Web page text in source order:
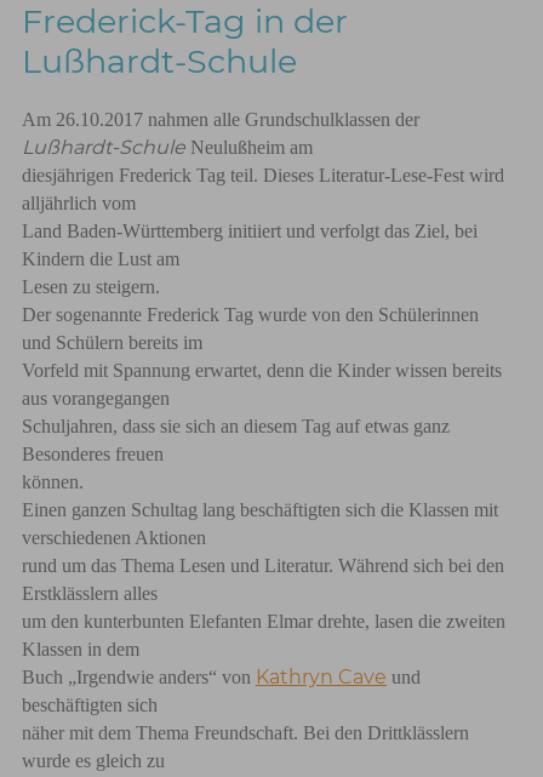
Frederick-Tag in der
Lußhardt-Schule
Am 26.10.2017 nahmen alle Grundschulklassen der
Lußhardt-SchuleNeulußheim am
diesjährigen Frederick Tag teil. Dieses Literatur-Lese-Fest wird
alljährlich vom
Land Baden-Württemberg initiiert und verfolgt das Ziel, bei
Kindern die Lust am
Lesen zu steigern.
Der sogenannte Frederick Tag wurde von den Schülerinnen
und Schülern bereits im
Vorfeld mit Spannung erwartet, denn die Kinder wissen bereits
aus vorangegangen
Schuljahren, dass sie sich an diesem Tag auf etwas ganz
Besonderes freuen
können.
Einen ganzen Schultag lang beschäftigten sich die Klassen mit
verschiedenen Aktionen
rund um das Thema Lesen und Literatur. Während sich bei den
Erstklässlern alles
um den kunterbunten Elefanten Elmar drehte, lasen die zweiten
Klassen in dem
Buch „Irgendwie anders“ von Kathryn Cave und
beschäftigten sich
näher mit dem Thema Freundschaft. Bei den Drittklässlern
wurde es gleich zu